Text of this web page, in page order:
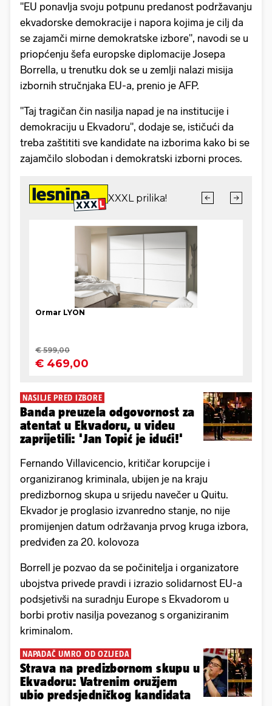
"EU ponavlja svoju potpunu predanost podržavanju
ekvadorske demokracije i napora kojima je cilj da
se zajamči mirne demokratske izbore", navodi se u
priopćenju šefa europske diplomacije Josepa
Borrella, u trenutku dok se u zemlji nalazi misija
izbornih stručnjaka EU-a, prenio je AFP.
"Taj tragičan čin nasilja napad je na institucije i
demokraciju u Ekvadoru", dodaje se, ističući da
treba zaštititi sve kandidate na izborima kako bi se
zajamčilo slobodan i demokratski izborni proces.
NASILJE PRED IZBORE
Banda preuzela odgovornost za
atentat u Ekvadoru, u videu
zaprijetili: 'Jan Topić je idući!'
Fernando Villavicencio, kritičar korupcije i
organiziranog kriminala, ubijen je na kraju
predizbornog skupa u srijedu navečer u Quitu.
Ekvador je proglasio izvanredno stanje, no nije
promijenjen datum održavanja prvog kruga izbora,
predviđen za 20. kolovoza
Borrell je pozvao da se počinitelja i organizatore
ubojstva privede pravdi i izrazio solidarnost EU-a
podsjetivši na suradnju Europe s Ekvadorom u
borbi protiv nasilja povezanog s organiziranim
kriminalom.
NAPADAČ UMRO OD OZLJEDA
Strava na predizbornom skupu u
Ekvadoru: Vatrenim oružjem
ubio predsjedničkog kandidata